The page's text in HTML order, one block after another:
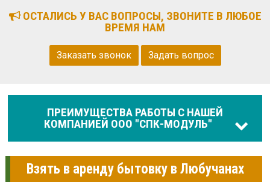
ОСТАЛИСЬ У ВАС ВОПРОСЫ, ЗВОНИТЕ В ЛЮБОЕ
ВРЕМЯ НАМ
Заказать звонок Задать вопрос
ПРЕИМУЩЕСТВА РАБОТЫ С НАШЕЙ
КОМПАНИЕЙ ООО "СПК-МОДУЛЬ"
Взять в аренду бытовку в Любучанах